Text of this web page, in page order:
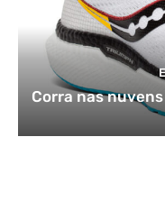
Corra nas